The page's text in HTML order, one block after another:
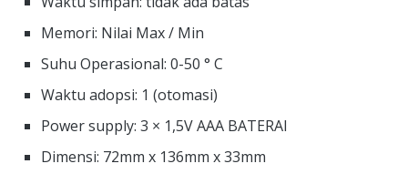
Memori: Nilai Max / Min
Suhu Operasional: 0-50 ° C
Waktu adopsi: 1 (otomasi)
Power supply: 3 × 1,5V AAA BATERAI
Dimensi: 72mm x 136mm x 33mm